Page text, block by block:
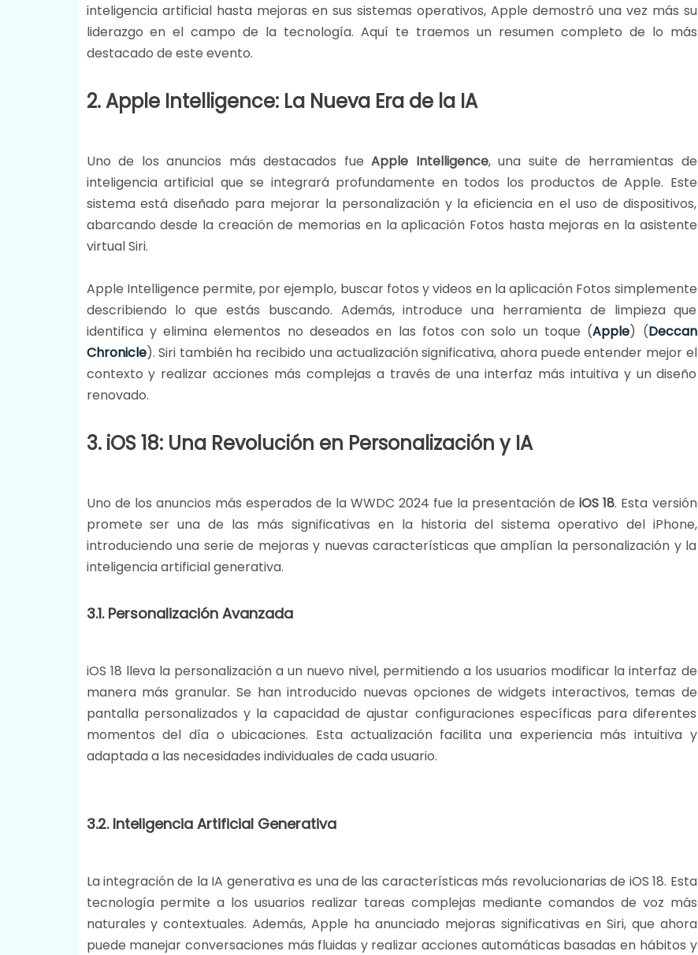
inteligencia artificial hasta mejoras en sus sistemas operativos, Apple demostró una vez más su
liderazgo en el campo de la tecnología. Aquí te traemos un resumen completo de lo más
destacado de este evento.
2. Apple Intelligence: La Nueva Era de la IA
Uno de los anuncios más destacados fueApple Intelligence, una suite de herramientas de
inteligencia artificial que se integrará profundamente en todos los productos de Apple. Este
sistema está diseñado para mejorar la personalización y la eficiencia en el uso de dispositivos,
abarcando desde la creación de memorias en la aplicación Fotos hasta mejoras en la asistente
virtual Siri.
Apple Intelligence permite, por ejemplo, buscar fotos y videos en la aplicación Fotos simplemente
describiendo lo que estás buscando. Además, introduce una herramienta de limpieza que
identifica y elimina elementos no deseados en las fotos con solo un toque​ (Apple) (Deccan
Chronicle)​. Siri también ha recibido una actualización significativa, ahora puede entender mejor el
contexto y realizar acciones más complejas a través de una interfaz más intuitiva y un diseño
renovado​​.
3. iOS 18: Una Revolución en Personalización y IA
Uno de los anuncios más esperados de la WWDC 2024 fue la presentación deiOS 18. Esta versión
promete ser una de las más significativas en la historia del sistema operativo del iPhone,
introduciendo una serie de mejoras y nuevas características que amplían la personalización y la
inteligencia artificial generativa.
3.1. Personalización Avanzada
iOS 18 lleva la personalización a un nuevo nivel, permitiendo a los usuarios modificar la interfaz de
manera más granular. Se han introducido nuevas opciones de widgets interactivos, temas de
pantalla personalizados y la capacidad de ajustar configuraciones específicas para diferentes
momentos del día o ubicaciones. Esta actualización facilita una experiencia más intuitiva y
adaptada a las necesidades individuales de cada usuario​​.
3.2. Inteligencia Artificial Generativa
La integración de la IA generativa es una de las características más revolucionarias de iOS 18. Esta
tecnología permite a los usuarios realizar tareas complejas mediante comandos de voz más
naturales y contextuales. Además, Apple ha anunciado mejoras significativas en Siri, que ahora
puede manejar conversaciones más fluidas y realizar acciones automáticas basadas en hábitos y